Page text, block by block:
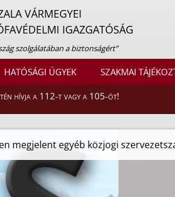
VÁRMEGYEI
IGAZGATÓSÁG
szolgálatában a biztonságért”
HATÓSÁGI ÜGYEK SZAKMAI
hívja a 112-t vagy a 105-öt!
megjelent egyéb közjogi